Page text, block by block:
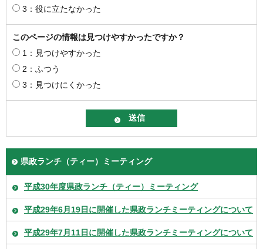
3：役に立たなかった
このページの情報は見つけやすかったですか？
1：見つけやすかった
2：ふつう
3：見つけにくかった
県政ランチ（ティー）ミーティング
平成30年度県政ランチ（ティー）ミーティング
平成29年6月19日に開催した県政ランチミーティングについて
平成29年7月11日に開催した県政ランチミーティングについて